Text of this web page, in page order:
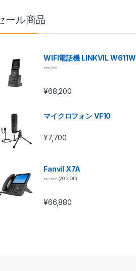
ール商品
WIFI電話機 LINKVIL W611W
¥68,200
¥68,200
マイクロフォン VF10
¥7,700
Fanvil X7A
¥83,600 (20 %Off)
¥66,880